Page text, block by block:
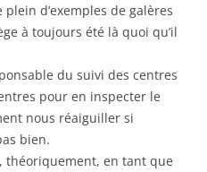
plein d’exemples de galères
à toujours été là quoi qu’il
du suivi des centres
pour en inspecter le
nous réaiguiller si
bien.
théoriquement, en tant que